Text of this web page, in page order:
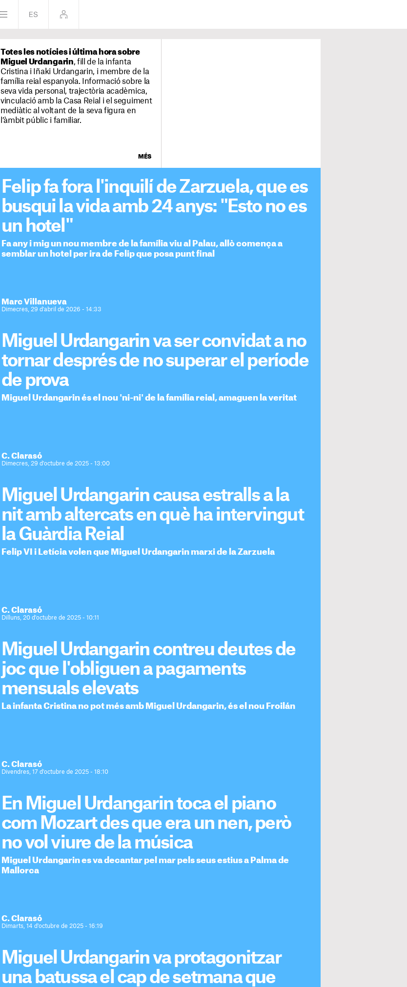
Totes les notícies i última hora sobre
Miguel Urdangarin, fill de la infanta
Cristina i Iñaki Urdangarin, i membre de la
família reial espanyola. Informació sobre la
seva vida personal, trajectòria acadèmica,
vinculació amb la Casa Reial i el seguiment
mediàtic al voltant de la seva figura en
l’àmbit públic i familiar.
MÉS
Felip fa fora l'inquilí de Zarzuela, que es
busqui la vida amb 24 anys: "Esto no es
un hotel"
Fa any i mig un nou membre de la família viu al Palau, allò comença a
semblar un hotel per ira de Felip que posa punt final
Marc Villanueva
Dimecres, 29 d'abril de 2026 - 14:33
Miguel Urdangarin va ser convidat a no
tornar després de no superar el període
de prova
Miguel Urdangarin és el nou 'ni-ni' de la família reial, amaguen la veritat
C. Clarasó
Dimecres, 29 d'octubre de 2025 - 13:00
Miguel Urdangarin causa estralls a la
nit amb altercats en què ha intervingut
la Guàrdia Reial
Felip VI i Letícia volen que Miguel Urdangarin marxi de la Zarzuela
C. Clarasó
Dilluns, 20 d'octubre de 2025 - 10:11
Miguel Urdangarin contreu deutes de
joc que l'obliguen a pagaments
mensuals elevats
La infanta Cristina no pot més amb Miguel Urdangarin, és el nou Froilán
C. Clarasó
Divendres, 17 d'octubre de 2025 - 18:10
En Miguel Urdangarin toca el piano
com Mozart des que era un nen, però
no vol viure de la música
Miguel Urdangarin es va decantar pel mar pels seus estius a Palma de
Mallorca
C. Clarasó
Dimarts, 14 d'octubre de 2025 - 16:19
Miguel Urdangarin va protagonitzar
una batussa el cap de setmana que